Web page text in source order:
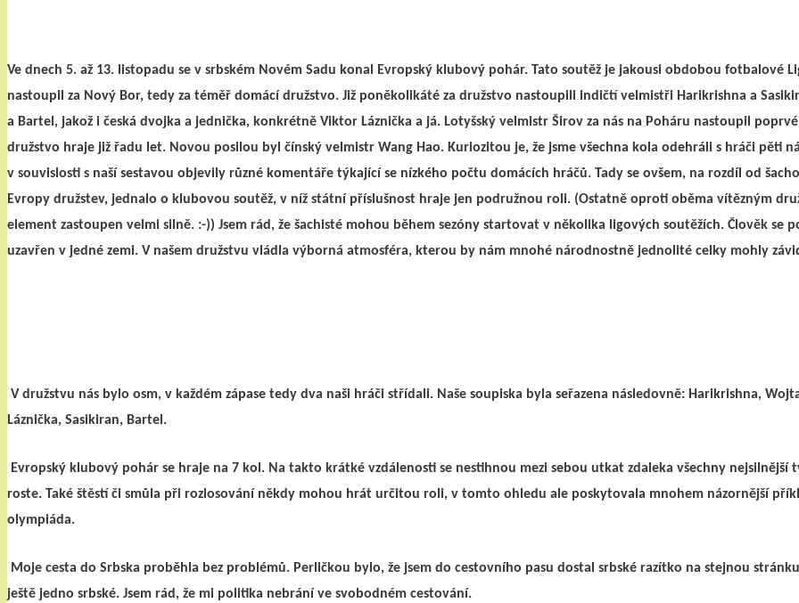
Ve dnech 5. až 13. listopadu se v srbském Novém Sadu konal Evropský klubový pohár. Tato soutěž je jakousi obdobou fotbalové
nastoupil za Nový Bor, tedy za téměř domácí družstvo. Již poněkolikáté za družstvo nastoupili indičtí velmistři Harikrishna a
a Bartel, jakož i česká dvojka a jednička, konkrétně Viktor Láznička a já. Lotyšský velmistr Širov za nás na Poháru nastoupil
družstvo hraje již řadu let. Novou posilou byl čínský velmistr Wang Hao. Kuriozitou je, že jsme všechna kola odehráli s hráči pěti
v souvislosti s naší sestavou objevily různé komentáře týkající se nízkého počtu domácích hráčů. Tady se ovšem, na rozdíl od
Evropy družstev, jednalo o klubovou soutěž, v níž státní příslušnost hraje jen podružnou roli. (Ostatně oproti oběma vítězným
element zastoupen velmi silně. :-)) Jsem rád, že šachisté mohou během sezóny startovat v několika ligových soutěžích. Člověk se
uzavřen v jedné zemi. V našem družstvu vládla výborná atmosféra, kterou by nám mnohé národnostně jednolité celky mohly
V družstvu nás bylo osm, v každém zápase tedy dva naši hráči střídali. Naše soupiska byla seřazena následovně: Harikrishna,
Láznička, Sasikiran, Bartel.
Evropský klubový pohár se hraje na 7 kol. Na takto krátké vzdálenosti se nestihnou mezi sebou utkat zdaleka všechny nejsilnější
roste. Také štěstí či smůla při rozlosování někdy mohou hrát určitou roli, v tomto ohledu ale poskytovala mnohem názornější
olympiáda.
Moje cesta do Srbska proběhla bez problémů. Perličkou bylo, že jsem do cestovního pasu dostal srbské razítko na stejnou
ještě jedno srbské. Jsem rád, že mi politika nebrání ve svobodném cestování.